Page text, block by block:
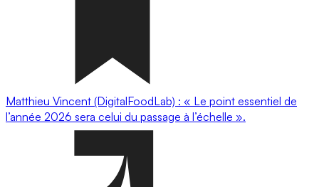
Matthieu Vincent (DigitalFoodLab) : « Le point essentiel de
l’année 2026 sera celui du passage à l’échelle ».